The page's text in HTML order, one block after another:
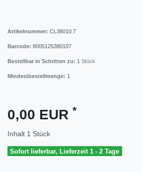
Artikelnummer: CL38010.7
Barcode: 8005125380107
Bestellbar in Schritten zu: 1 Stück
Mindestbestellmenge: 1
0,00 EUR *
Inhalt 1 Stück
Sofort lieferbar, Lieferzeit 1 - 2 Tage